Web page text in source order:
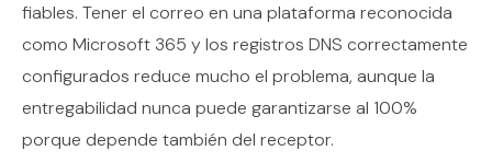
fiables. Tener el correo en una plataforma reconocida
como Microsoft 365 y los registros DNS correctamente
configurados reduce mucho el problema, aunque la
entregabilidad nunca puede garantizarse al 100%
porque depende también del receptor.